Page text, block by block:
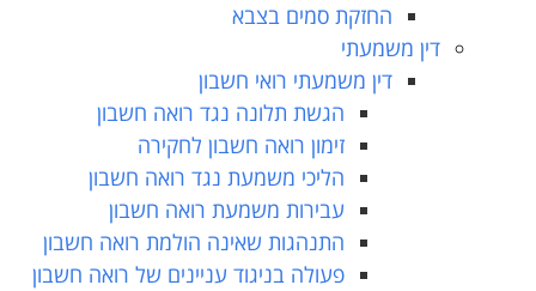
החזקת סמים בצבא
דין משמעתי
דין משמעתי רואי חשבון
הגשת תלונה נגד רואה חשבון
זימון רואה חשבון לחקירה
הליכי משמעת נגד רואה חשבון
עבירות משמעת רואה חשבון
התנהגות שאינה הולמת רואה חשבון
פעולה בניגוד עניינים של רואה חשבון